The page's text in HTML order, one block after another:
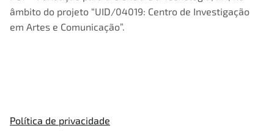
âmbito do projeto “UID/04019: Centro de Investigação
em Artes e Comunicação”.
Política de privacidade